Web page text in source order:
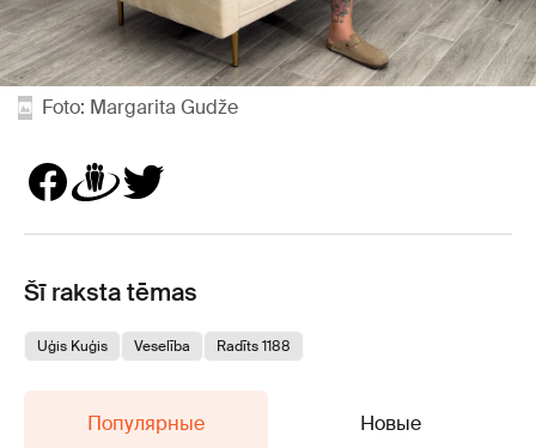
Foto: Margarita Gudže
Šī raksta tēmas
Uģis Kuģis Veselība Radīts 1188
Популярные Новые